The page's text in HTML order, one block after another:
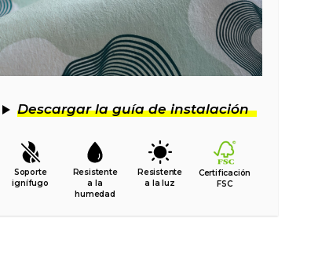
Descargar la guía de instalación
Soporte
ignífugo
Resistente
a la
humedad
Resistente
a la luz
Certificación
FSC